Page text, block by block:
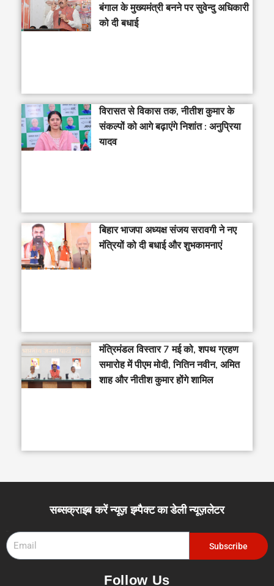
बंगाल के मुख्यमंत्री बनने पर सुवेन्दु अधिकारी
को दी बधाई
विरासत से विकास तक, नीतीश कुमार के
संकल्पों को आगे बढ़ाएंगे निशांत : अनुप्रिया
यादव
बिहार भाजपा अध्यक्ष संजय सरावगी ने नए
मंत्रियों को दी बधाई और शुभकामनाएं
मंत्रिमंडल विस्तार 7 मई को, शपथ ग्रहण
समारोह में पीएम मोदी, नितिन नवीन, अमित
शाह और नीतीश कुमार होंगे शामिल
सब्सक्राइब करें न्यूज़ इम्पैक्ट का डेली न्यूज़लेटर
Subscribe
Follow Us